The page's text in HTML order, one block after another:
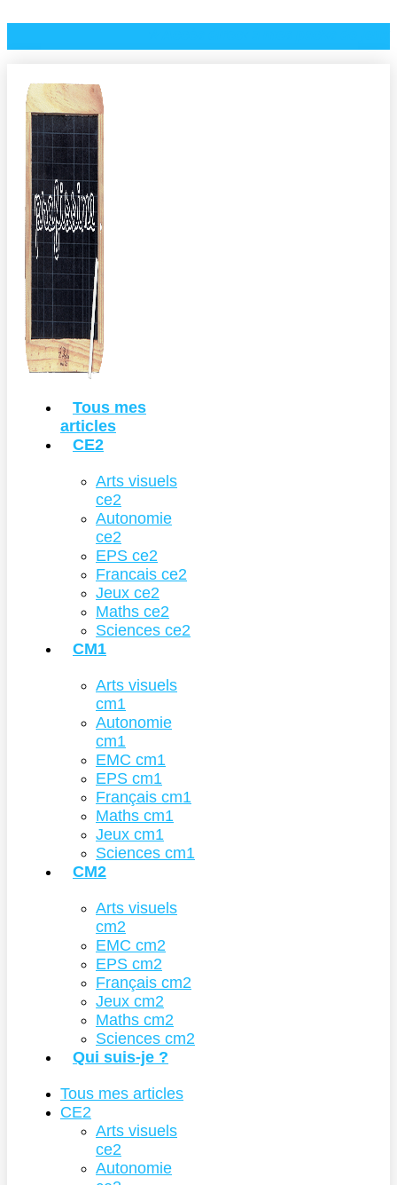
Tous mes
articles
CE2
Arts visuels
ce2
Autonomie
ce2
EPS ce2
Francais ce2
Jeux ce2
Maths ce2
Sciences ce2
CM1
Arts visuels
cm1
Autonomie
cm1
EMC cm1
EPS cm1
Français cm1
Maths cm1
Jeux cm1
Sciences cm1
CM2
Arts visuels
cm2
EMC cm2
EPS cm2
Français cm2
Jeux cm2
Maths cm2
Sciences cm2
Qui suis-je ?
Tous mes articles
CE2
Arts visuels
ce2
Autonomie